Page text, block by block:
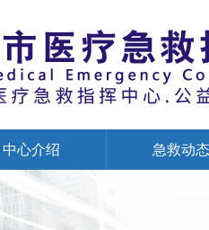
中心介绍 急救动态